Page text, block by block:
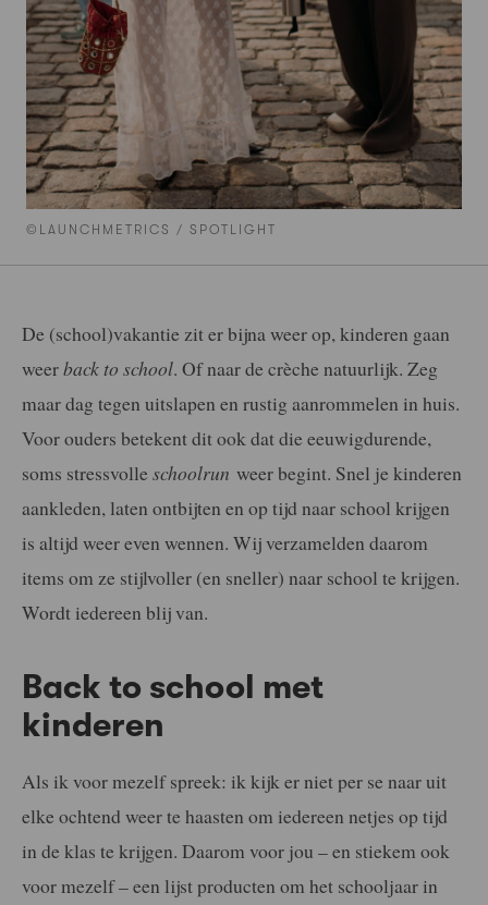
©LAUNCHMETRICS / SPOTLIGHT
De (school)vakantie zit er bijna weer op, kinderen gaan
weerback to school. Of naar de crèche natuurlijk. Zeg
maar dag tegen uitslapen en rustig aanrommelen in huis.
Voor ouders betekent dit ook dat die eeuwigdurende,
soms stressvolle schoolrun weer begint. Snel je kinderen
aankleden, laten ontbijten en op tijd naar school krijgen
is altijd weer even wennen. Wij verzamelden daarom
items om ze stijlvoller (en sneller) naar school te krijgen.
Wordt iedereen blij van.
Back to school met
kinderen
Als ik voor mezelf spreek: ik kijk er niet per se naar uit
elke ochtend weer te haasten om iedereen netjes op tijd
in de klas te krijgen. Daarom voor jou – en stiekem ook
voor mezelf – een lijst producten om het schooljaar in